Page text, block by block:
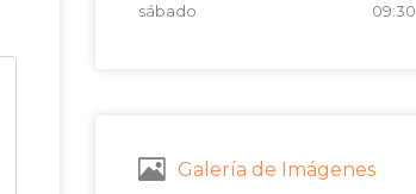
sábado 09:30
Galería de Imágenes